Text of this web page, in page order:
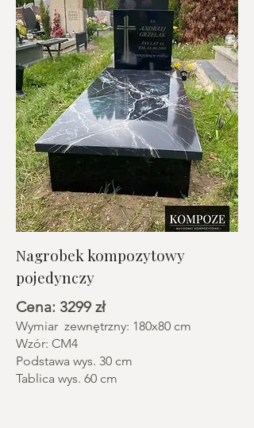
Nagrobek kompozytowy
pojedynczy
Cena: 3299 zł
Wymiar zewnętrzny: 180x80 cm
Wzór: CM4
Podstawa wys. 30 cm
Tablica wys. 60 cm